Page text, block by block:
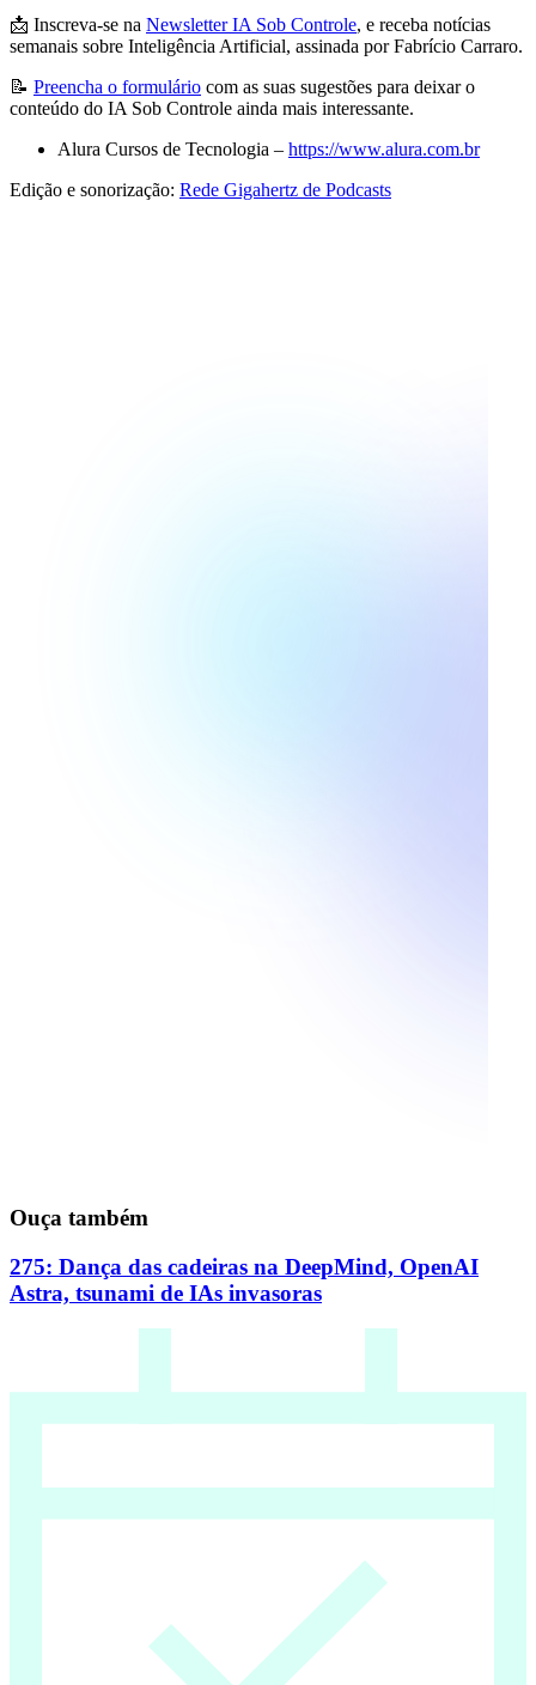
📩 Inscreva-se na Newsletter IA Sob Controle, e receba notícias
semanais sobre Inteligência Artificial, assinada por Fabrício Carraro.
📝 Preencha o formulário com as suas sugestões para deixar o
conteúdo do IA Sob Controle ainda mais interessante.
Alura Cursos de Tecnologia – https://www.alura.com.br
Edição e sonorização: Rede Gigahertz de Podcasts
Ouça também
275: Dança das cadeiras na DeepMind, OpenAI
Astra, tsunami de IAs invasoras